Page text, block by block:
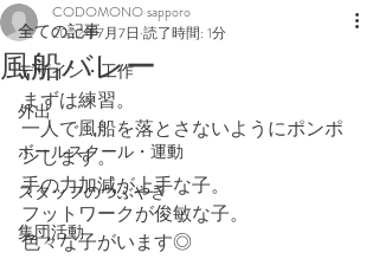
全ての記事
デザイン・工作
外出
ボールスクール・運動
スタッフのつぶやき
集団活動
風船バレー
CODOMONO sapporo
2022年7月7日 読了時間: 1分
まずは練習。
一人で風船を落とさないようにポンポ
ンします。
手の力加減が上手な子。
フットワークが俊敏な子。
色々な子がいます◎